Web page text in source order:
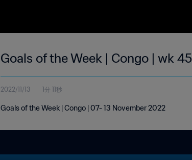
Goals of the Week | Congo | wk 45
2022/11/13 1分 11秒
Goals of the Week | Congo | 07- 13 November 2022